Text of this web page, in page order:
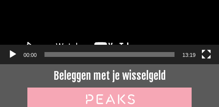
00:00 13:19
Beleggen met je wisselgeld